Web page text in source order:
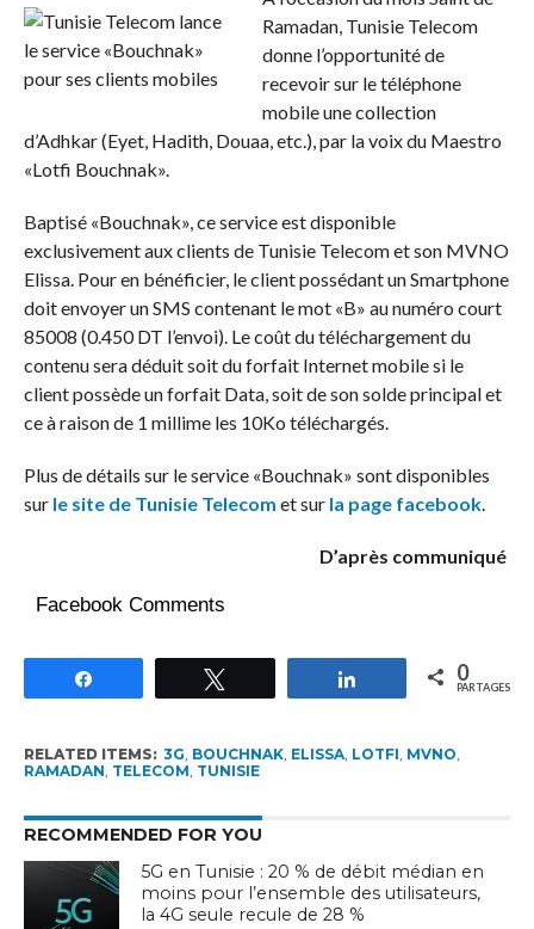
Ramadan, Tunisie Telecom
donne l’opportunité de
recevoir sur le téléphone
mobile une collection
d’Adhkar (Eyet, Hadith, Douaa, etc.), par la voix du Maestro
«Lotfi Bouchnak».
Baptisé «Bouchnak», ce service est disponible
exclusivement aux clients de Tunisie Telecom et son MVNO
Elissa. Pour en bénéficier, le client possédant un Smartphone
doit envoyer un SMS contenant le mot «B» au numéro court
85008 (0.450 DT l’envoi). Le coût du téléchargement du
contenu sera déduit soit du forfait Internet mobile si le
client possède un forfait Data, soit de son solde principal et
ce à raison de 1 millime les 10Ko téléchargés.
Plus de détails sur le service «Bouchnak» sont disponibles
sur le site de Tunisie Telecom et sur la page facebook.
D’après communiqué
Facebook Comments
Partagez 0
PARTAGES
RELATED ITEMS: 3G, BOUCHNAK, ELISSA, LOTFI, MVNO,
RAMADAN, TELECOM, TUNISIE
RECOMMENDED FOR YOU
5G en Tunisie : 20 % de débit médian en
moins pour l’ensemble des utilisateurs,
la 4G seule recule de 28 %